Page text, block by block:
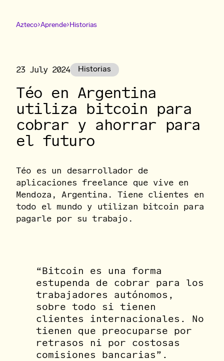
Azteco›Aprende›Historias
23 July 2024 Historias
Téo en Argentina
utiliza bitcoin para
cobrar y ahorrar para
el futuro
Téo es un desarrollador de
aplicaciones freelance que vive en
Mendoza, Argentina. Tiene clientes en
todo el mundo y utilizan bitcoin para
pagarle por su trabajo.
“Bitcoin es una forma
estupenda de cobrar para los
trabajadores autónomos,
sobre todo si tienen
clientes internacionales. No
tienen que preocuparse por
retrasos ni por costosas
comisiones bancarias”.